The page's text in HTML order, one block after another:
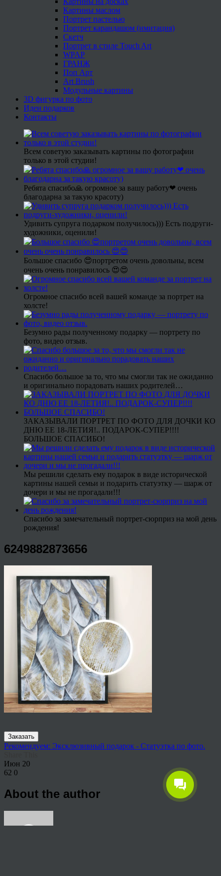
Картины маслом
Портрет пастелью
Портрет карандашом (имитация)
Скетч
Портрет в стиле Touch Art
WPAP
ГРАНЖ
Поп Арт
Art Brush
Модульные картины
3D фигурка по фото
Идеи подарков
Контакты
Всем советую заказывать картины по фотографии
только в этой студии!
Ребята спасибо🙏 огромное за вашу работу❤ очень
благодарна за такую красоту)
Удивить супруга подарком получилось))) Есть подруги-
художники, оценили!
Большое спасибо 😍портретом очень довольны, всем
очень очень понравилось 😍😍
Огромное спасибо всей вашей команде за портрет на
холсте!
Безумно рады полученному подарку — портрету по
фото, видео отзыв.
Спасибо большое за то, что мы смогли так не ожиданно
и оригинально порадовать наших родителей…
ЗАКАЗЫВАЛИ ПОРТРЕТ ПО ФОТО ДЛЯ ДОЧКИ КО
ДНЮ ЕЕ 18-ЛЕТИЯ!.. ПОДАРОК-СУПЕР!!!!
БОЛЬШОЕ СПАСИБО!
Мы решили сделать ему подарок в виде исторической
картины нашей семьи и подарить статуэтку — шарж от
дочери и мы не прогадали!!!
Спасибо за замечательный портрет-сюрприз на мой день
рождения!
6249882873656
Заказать
Рекомендуем: Эксклюзивный подарок - Статуэтка по фото.
Июн 20
62 0
About the author